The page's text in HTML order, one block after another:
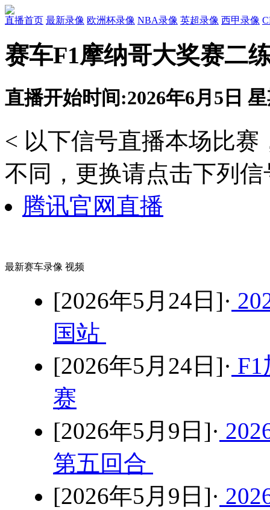
直播首页 最新录像 欧洲杯录像 NBA录像 英超录像 西甲录像
赛车F1摩纳哥大奖赛二
直播开始时间:2026年6月5日
< 以下信号直播本场比
不同，更换请点击下列信
腾讯官网直播
最新赛车录像 视频
[2026年5月24日]·
国站
[2026年5月24日]·
赛
[2026年5月9日]·
第五回合
[2026年5月9日]·